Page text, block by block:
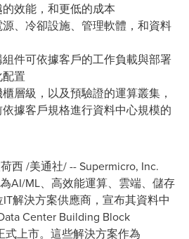
效能，和更低的成本
、冷卻設施、管理軟體，和資料
件可依據客戶的工作負載與部署
置
層級，以及預驗證的運算叢集，
據客戶規格進行資料中心規模的
西/美通社/ -- Supermicro, Inc.
為AI/ML、高效能運算、雲端、儲存
解決方案供應商，宣布其資料中
Center Building Block
式上市。這些解決方案作為